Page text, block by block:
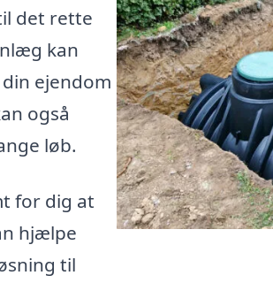
det rette
kan
ejendom
også
løb.
for dig at
hjælpe
til